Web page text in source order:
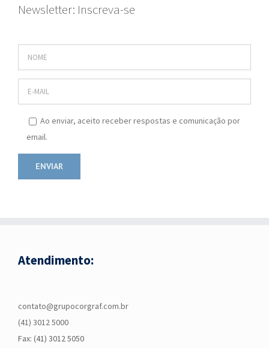
Newsletter: Inscreva-se
Ao enviar, aceito receber respostas e comunicação por
email.
Atendimento:
contato@grupocorgraf.com.br
(41) 3012 5000
Fax: (41) 3012 5050